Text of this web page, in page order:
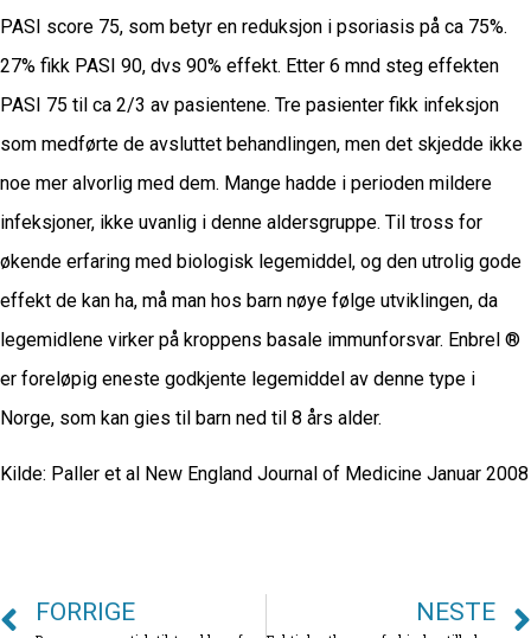
PASI score 75, som betyr en reduksjon i psoriasis på ca 75%.
27% fikk PASI 90, dvs 90% effekt. Etter 6 mnd steg effekten
PASI 75 til ca 2/3 av pasientene. Tre pasienter fikk infeksjon
som medførte de avsluttet behandlingen, men det skjedde ikke
noe mer alvorlig med dem. Mange hadde i perioden mildere
infeksjoner, ikke uvanlig i denne aldersgruppe. Til tross for
økende erfaring med biologisk legemiddel, og den utrolig gode
effekt de kan ha, må man hos barn nøye følge utviklingen, da
legemidlene virker på kroppens basale immunforsvar. Enbrel ®
er foreløpig eneste godkjente legemiddel av denne type i
Norge, som kan gies til barn ned til 8 års alder.
Kilde: Paller et al New England Journal of Medicine Januar 2008
FORRIGE NESTE